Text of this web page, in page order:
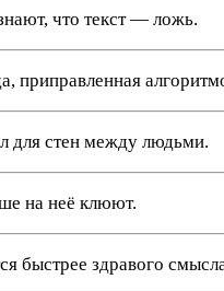
что текст — ложь.
приправленная
для стен между людьми.
на неё клюют.
быстрее здравого